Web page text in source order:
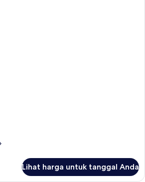
Lihat harga untuk tanggal Anda